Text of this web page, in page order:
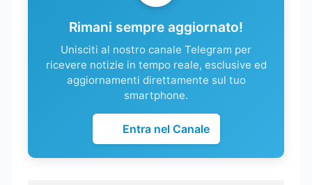
Rimani sempre aggiornato!
Unisciti al nostro canale Telegram per
ricevere notizie in tempo reale, esclusive ed
aggiornamenti direttamente sul tuo
smartphone.
Entra nel Canale